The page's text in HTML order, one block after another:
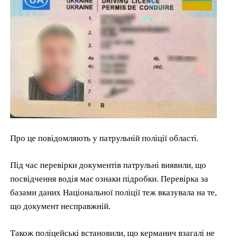
Про це повідомляють у патрульній поліції області.
Під час перевірки документів патрульні виявили, що
посвідчення водія має ознаки підробки. Перевірка за
базами даних Національної поліції теж вказувала на те,
що документ несправжній.
Також поліцейські встановили, що керманич взагалі не